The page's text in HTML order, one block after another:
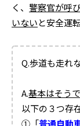
く、 警察官が呼
いないと安全運
Q.歩道も走れ
A.基本はそう
以下の３つ存
①「普通自動